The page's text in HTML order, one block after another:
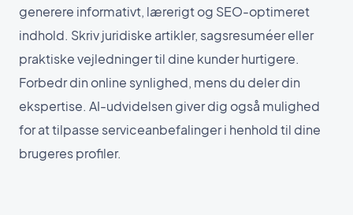
generere informativt, lærerigt og SEO-optimeret
indhold. Skriv juridiske artikler, sagsresuméer eller
praktiske vejledninger til dine kunder hurtigere.
Forbedr din online synlighed, mens du deler din
ekspertise. AI-udvidelsen giver dig også mulighed
for at tilpasse serviceanbefalinger i henhold til dine
brugeres profiler.